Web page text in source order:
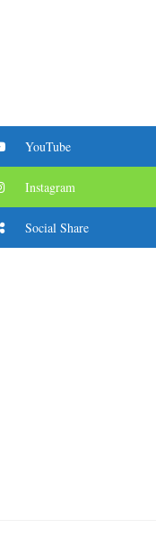
YouTube
Instagram
Social Share